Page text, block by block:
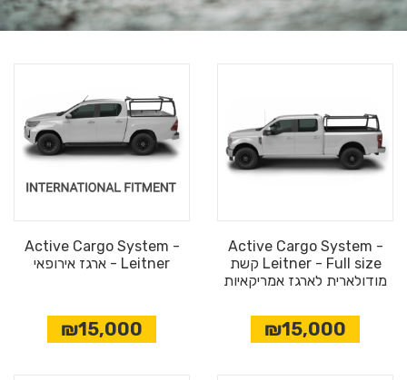
Active Cargo System -
Leitner - Full size קשת
מודולארית לארגז אמריקאיות
₪15,000
Active Cargo System -
Leitner - ארגז אירופאי
₪15,000